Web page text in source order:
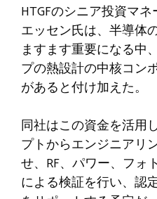
HTGFのシニア投資マ
エッセン氏は、半導体
ますます重要になる中
プの熱設計の中核コン
があると付け加えた。
同社はこの資金を活用
プトからエンジニアリ
せ、RF、パワー、フォ
による検証を行い、認